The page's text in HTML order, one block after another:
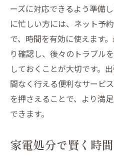
ーズに対応できるよう準備
に忙しい方には、ネット予
で、時間を有効に使えます
り確認し、後々のトラブル
しておくことが大切です。
間なく行える便利なサービ
を押さえることで、より満
できます。
家電処分で賢く時